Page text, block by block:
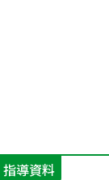
指導資料